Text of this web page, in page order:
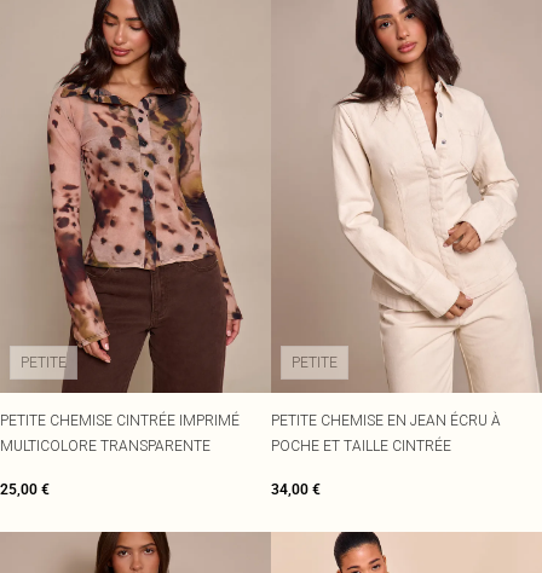
PETITE
PETITE CHEMISE CINTRÉE IMPRIMÉ
MULTICOLORE TRANSPARENTE
25,00 €
PETITE
PETITE CHEMISE EN JEAN ÉCRU À
POCHE ET TAILLE CINTRÉE
34,00 €